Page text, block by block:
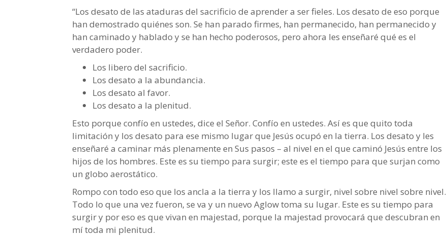
“Los desato de las ataduras del sacrificio de aprender a ser fieles. Los desato de eso porque
han demostrado quiénes son. Se han parado firmes, han permanecido, han permanecido y
han caminado y hablado y se han hecho poderosos, pero ahora les enseñaré qué es el
verdadero poder.
Los libero del sacrificio.
Los desato a la abundancia.
Los desato al favor.
Los desato a la plenitud.
Esto porque confío en ustedes, dice el Señor. Confío en ustedes. Así es que quito toda
limitación y los desato para ese mismo lugar que Jesús ocupó en la tierra. Los desato y les
enseñaré a caminar más plenamente en Sus pasos – al nivel en el que caminó Jesús entre los
hijos de los hombres. Este es su tiempo para surgir; este es el tiempo para que surjan como
un globo aerostático.
Rompo con todo eso que los ancla a la tierra y los llamo a surgir, nivel sobre nivel sobre nivel.
Todo lo que una vez fueron, se va y un nuevo Aglow toma su lugar. Este es su tiempo para
surgir y por eso es que vivan en majestad, porque la majestad provocará que descubran en
mí toda mi plenitud.